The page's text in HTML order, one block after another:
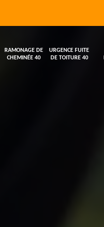
RAMONAGE DE
CHEMINÉE 40
URGENCE FUITE
DE TOITURE 40